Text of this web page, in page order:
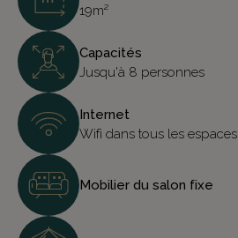
19m²
Capacités
Jusqu'à 8 personnes
Internet
Wifi dans tous les espaces
Mobilier du salon fixe